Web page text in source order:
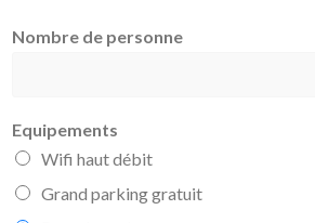
Nombre de personne
Equipements
Wifi haut débit
Grand parking gratuit